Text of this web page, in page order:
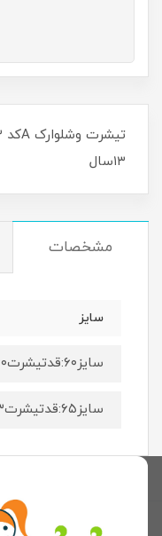
۱۳سال
مشخصات
سایز
سایز۶۰:قدتیشرت۶۰ عرض۴۳قدشلوارک۵۳
سایز۶۵:قدتیشرت۶۳عرض۴۸قدشلوارک۵۸